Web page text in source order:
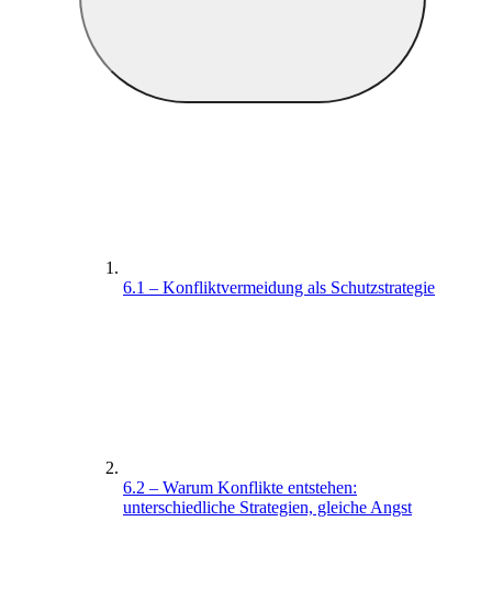
6.1 – Konfliktvermeidung als Schutzstrategie
6.2 – Warum Konflikte entstehen:
unterschiedliche Strategien, gleiche Angst